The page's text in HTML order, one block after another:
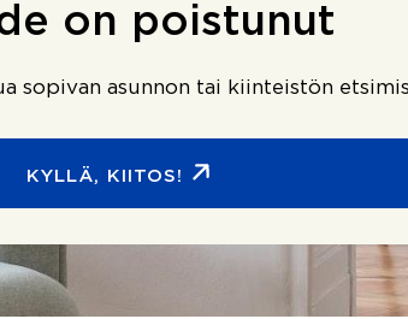
on poistunut
sopivan asunnon tai kiinteistön
KYLLÄ, KIITOS!